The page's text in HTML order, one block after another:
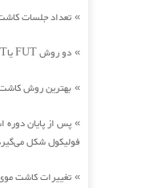
» تعداد جلسات
» دو روش FUT یاFIT
» بهترین روش
» پس از پایان دوره
فولیکول شکل
» تغییرات کاشت